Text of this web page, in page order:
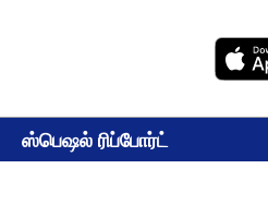
ஸ்பெஷல் ரிப்போர்ட்